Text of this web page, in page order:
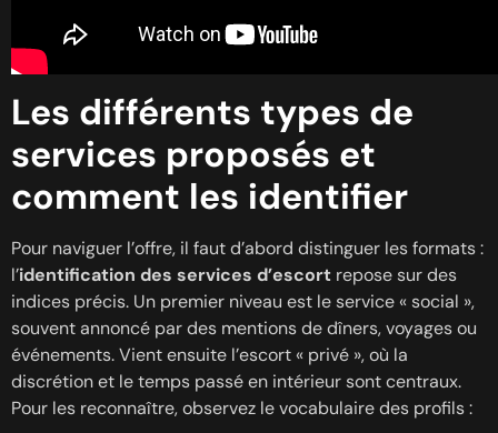
Les différents types de
services proposés et
comment les identifier
Pour naviguer l’offre, il faut d’abord distinguer les formats :
l’identification des services d’escort repose sur des
indices précis. Un premier niveau est le service « social »,
souvent annoncé par des mentions de dîners, voyages ou
événements. Vient ensuite l’escort « privé », où la
discrétion et le temps passé en intérieur sont centraux.
Pour les reconnaître, observez le vocabulaire des profils :